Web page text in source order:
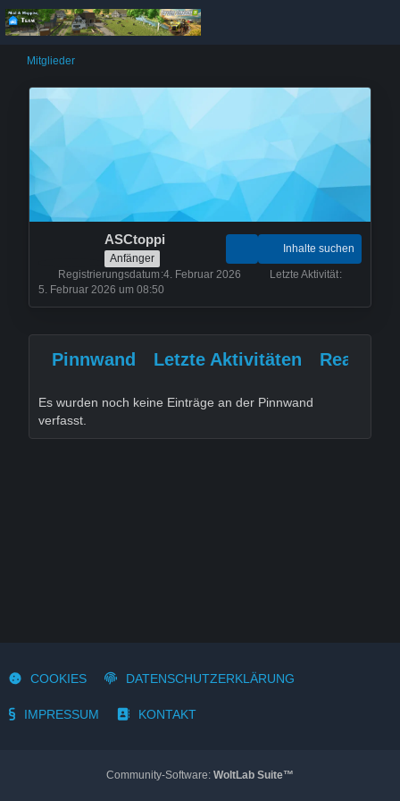
Mitglieder
ASCtoppi
Anfänger
Inhalte suchen
Registrierungsdatum 4. Februar 2026
Letzte Aktivität
5. Februar 2026 um 08:50
Pinnwand Letzte Aktivitäten
Es wurden noch keine Einträge an der Pinnwand
verfasst.
COOKIES DATENSCHUTZERKLÄRUNG
IMPRESSUM KONTAKT
Community-Software: WoltLab Suite™